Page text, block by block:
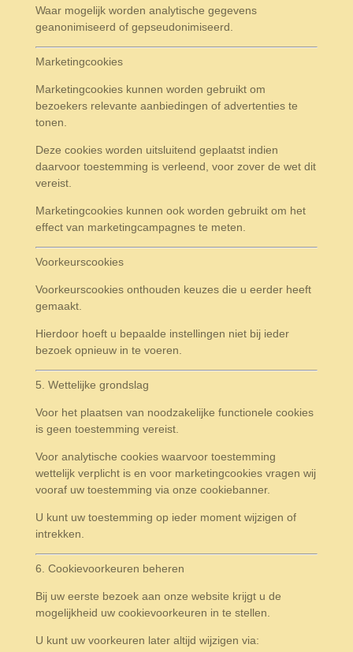
Waar mogelijk worden analytische gegevens
geanonimiseerd of gepseudonimiseerd.
Marketingcookies
Marketingcookies kunnen worden gebruikt om
bezoekers relevante aanbiedingen of advertenties te
tonen.
Deze cookies worden uitsluitend geplaatst indien
daarvoor toestemming is verleend, voor zover de wet dit
vereist.
Marketingcookies kunnen ook worden gebruikt om het
effect van marketingcampagnes te meten.
Voorkeurscookies
Voorkeurscookies onthouden keuzes die u eerder heeft
gemaakt.
Hierdoor hoeft u bepaalde instellingen niet bij ieder
bezoek opnieuw in te voeren.
5. Wettelijke grondslag
Voor het plaatsen van noodzakelijke functionele cookies
is geen toestemming vereist.
Voor analytische cookies waarvoor toestemming
wettelijk verplicht is en voor marketingcookies vragen wij
vooraf uw toestemming via onze cookiebanner.
U kunt uw toestemming op ieder moment wijzigen of
intrekken.
6. Cookievoorkeuren beheren
Bij uw eerste bezoek aan onze website krijgt u de
mogelijkheid uw cookievoorkeuren in te stellen.
U kunt uw voorkeuren later altijd wijzigen via: